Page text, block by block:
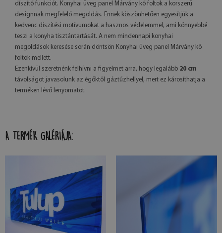
díszítő funkciót. Konyhai üveg panel Márvány kő foltok a korszerű
designnak megfelelő megoldás. Ennek köszönhetően egyesítjük a
kedvenc díszítési motívumokat a hasznos védelemmel, ami könnyebbé
teszi a konyha tisztántartását. A nem mindennapi konyhai
megoldások keresése során döntsön Konyhai üveg panel Márvány kő
foltok mellett.
Ezenkívül szeretnénk felhívni a figyelmet arra, hogy legalább 20 cm
távolságot javasolunk az égőktől gáztűzhellyel, mert ez károsíthatja a
terméken lévő lenyomatot.
A TERMÉK GALÉRIÁJA: